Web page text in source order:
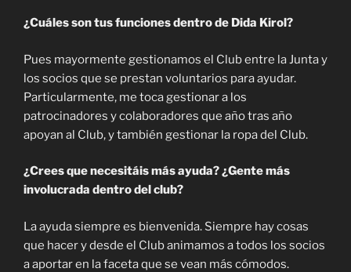
¿Cuáles son tus funciones dentro de Dida Kirol?
Pues mayormente gestionamos el Club entre la Junta y
los socios que se prestan voluntarios para ayudar.
Particularmente, me toca gestionar a los
patrocinadores y colaboradores que año tras año
apoyan al Club, y también gestionar la ropa del Club.
¿Crees que necesitáis más ayuda? ¿Gente más
involucrada dentro del club?
La ayuda siempre es bienvenida. Siempre hay cosas
que hacer y desde el Club animamos a todos los socios
a aportar en la faceta que se vean más cómodos.